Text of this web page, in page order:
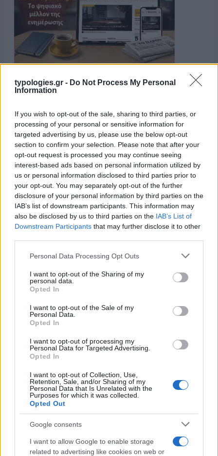
typologies.gr - Do Not Process My Personal
Information
If you wish to opt-out of the sale, sharing to third parties, or
processing of your personal or sensitive information for
targeted advertising by us, please use the below opt-out
section to confirm your selection. Please note that after your
opt-out request is processed you may continue seeing
interest-based ads based on personal information utilized by
us or personal information disclosed to third parties prior to
your opt-out. You may separately opt-out of the further
disclosure of your personal information by third parties on the
IAB’s list of downstream participants. This information may
also be disclosed by us to third parties on the IAB’s List of
Downstream Participants that may further disclose it to other
Please note that this website/app uses one or more Google
not limited to your visit or usage behaviour. You may click to
grant or deny consent to Google and its third-party tags to
use your data for below specified purposes in below Google
consent section.
Personal Data Processing Opt Outs
I want to opt-out of the Sharing of my
personal data.
Opted In
I want to opt-out of the Sale of my
Personal Data.
Opted In
I want to opt-out of processing my
Personal Data for Targeted Advertising.
Opted In
I want to opt-out of Collection, Use,
Retention, Sale, and/or Sharing of my
Personal Data that Is Unrelated with the
Purposes for which it was collected.
Opted Out
Google consents
I want to allow Google to enable storage
related to advertising like cookies on web or
Η ΣΤΗΛΗ ΜΑΣ
της Ζωής μας
Οι άνθρωποι, οι αυθεντικές ιστορίες,
το ελληνικό καλοκαίρι και ένας
ΟΣΑ ΧΡΕΙΑΖΕΣΑΙ
ΓΙΑ ΤΟ ΚΑΛΟΚΑΙΡΙ ΣΟΥ →